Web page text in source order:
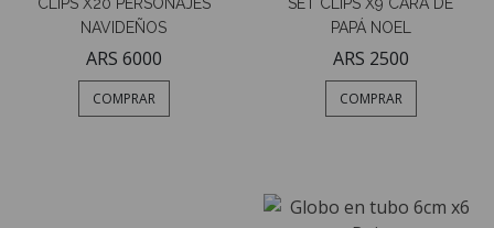
NAVIDEÑOS
ARS 6000
COMPRAR
PAPÁ NOEL
ARS 2500
COMPRAR